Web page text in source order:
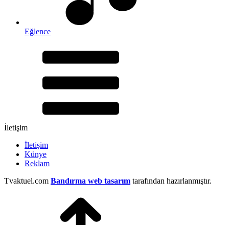
Eğlence
İletişim
İletişim
Künye
Reklam
Tvaktuel.com Bandırma web tasarım tarafından hazırlanmıştır.